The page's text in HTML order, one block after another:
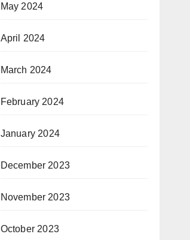
May 2024
April 2024
March 2024
February 2024
January 2024
December 2023
November 2023
October 2023